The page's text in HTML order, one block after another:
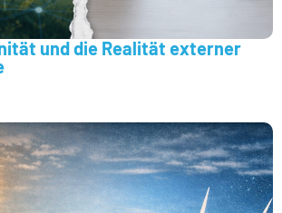
und die Realität externer